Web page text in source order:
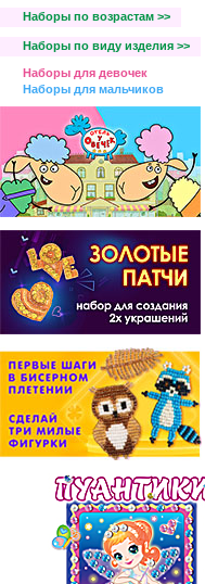
Наборы по возрастам >>
Наборы по виду изделия >>
Наборы для девочек
Наборы для мальчиков